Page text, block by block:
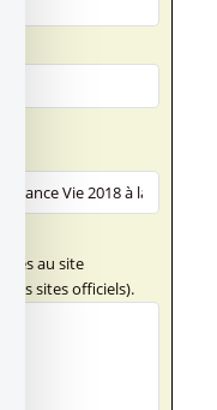
au site
des sites officiels).